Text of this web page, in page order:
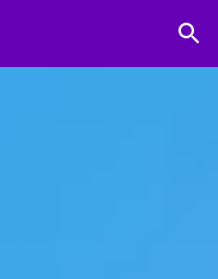
Skip to navigation